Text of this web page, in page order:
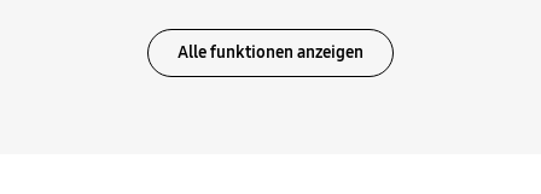
Alle funktionen anzeigen